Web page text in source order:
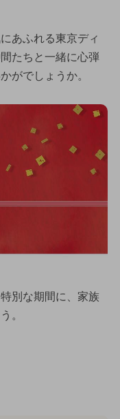
あふれる東京ディ
たちと一緒に心弾
がでしょうか。
別な期間に、家族
。